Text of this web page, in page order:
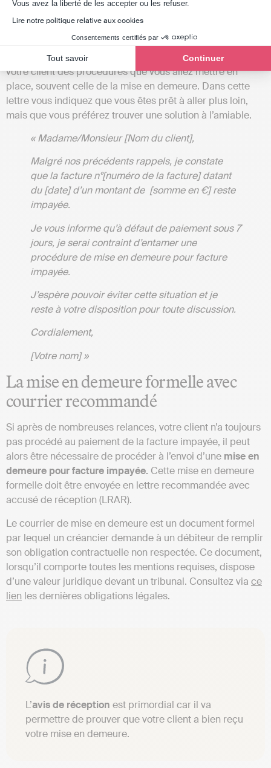
Vous avez la liberté de les accepter ou les refuser.
Lire notre politique relative aux cookies
Consentements certifiés par
Tout savoir Continuer
impayée par mail ou courrier
Dans le cas où vous n’avez toujours pas reçu de réponse, il
est possible d’envoyer une troisième lettre pour prévenir
votre client des procédures que vous allez mettre en
place, souvent celle de la mise en demeure. Dans cette
lettre vous indiquez que vous êtes prêt à aller plus loin,
mais que vous préférez trouver une solution à l’amiable.
« Madame/Monsieur [Nom du client],
Malgré nos précédents rappels, je constate
que la facture n°[numéro de la facture] datant
du [date] d’un montant de [somme en €] reste
impayée.
Je vous informe qu’à défaut de paiement sous 7
jours, je serai contraint d’entamer une
procédure de mise en demeure pour facture
impayée.
J’espère pouvoir éviter cette situation et je
reste à votre disposition pour toute discussion.
Cordialement,
[Votre nom] »
La mise en demeure formelle avec
courrier recommandé
Si après de nombreuses relances, votre client n’a toujours
pas procédé au paiement de la facture impayée, il peut
alors être nécessaire de procéder à l’envoi d’une mise en
demeure pour facture impayée. Cette mise en demeure
formelle doit être envoyée en lettre recommandée avec
accusé de réception (LRAR).
Le courrier de mise en demeure est un document formel
par lequel un créancier demande à un débiteur de remplir
son obligation contractuelle non respectée. Ce document,
lorsqu’il comporte toutes les mentions requises, dispose
d’une valeur juridique devant un tribunal. Consultez via ce
lien les dernières obligations légales.
L’avis de réception est primordial car il va
permettre de prouver que votre client a bien reçu
votre mise en demeure.